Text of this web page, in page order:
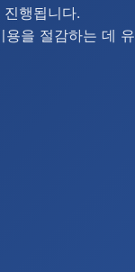
행됩니다.
용을 절감하는 데 유